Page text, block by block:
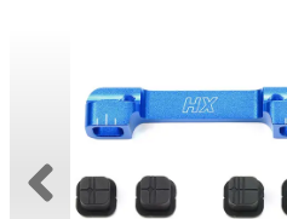
お問い合わせ
ブログ